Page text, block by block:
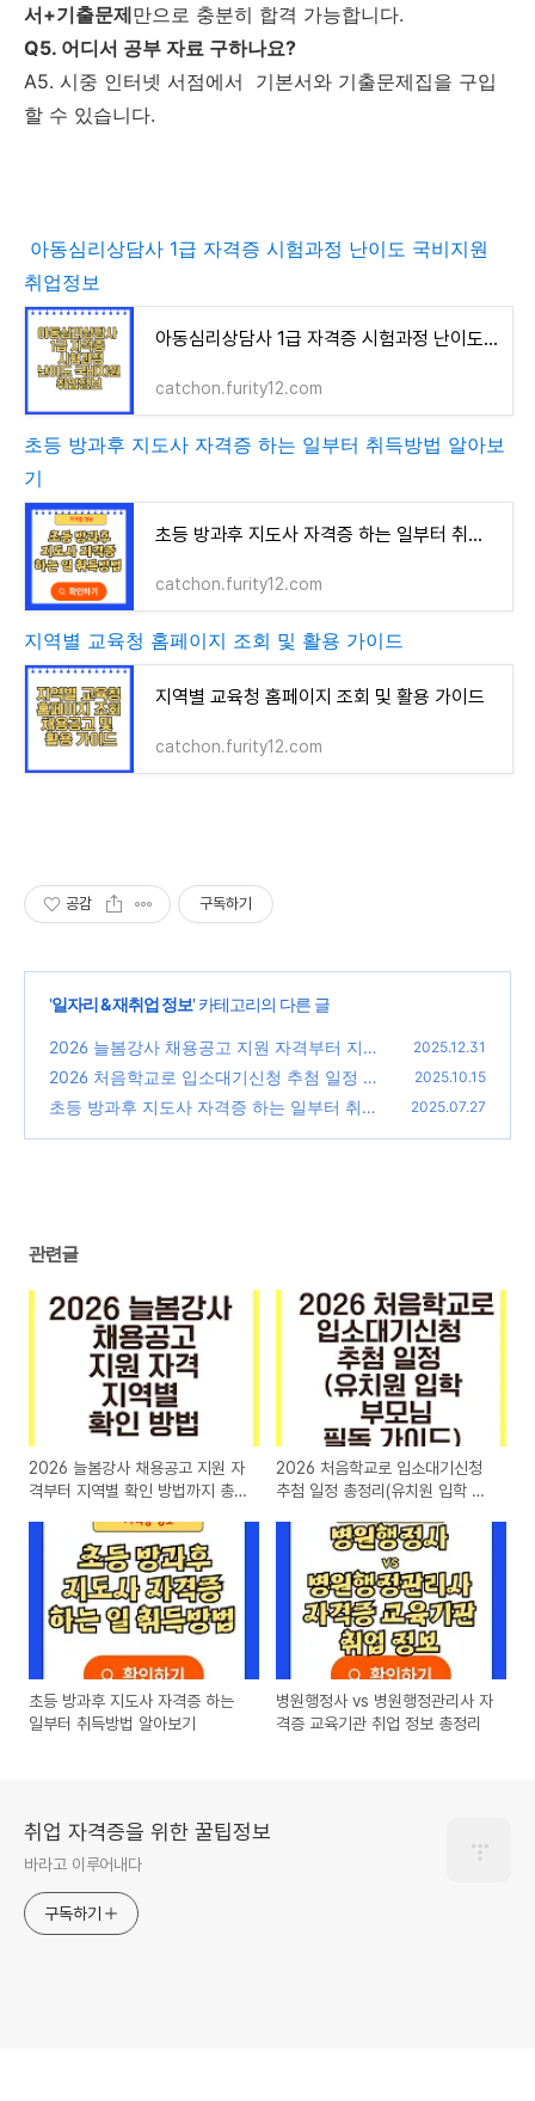
서+기출문제만으로 충분히 합격 가능합니다.
Q5. 어디서 공부 자료 구하나요?
A5. 시중 인터넷 서점에서 기본서와 기출문제집을 구입
할 수 있습니다.
아동심리상담사 1급 자격증 시험과정 난이도 국비지원
취업정보
아동심리상담사 1급 자격증 시험과정 난이도 국비지원 취업정보
catchon.furity12.com
초등 방과후 지도사 자격증 하는 일부터 취득방법 알아보
기
초등 방과후 지도사 자격증 하는 일부터 취득방법 알아보기
catchon.furity12.com
지역별 교육청 홈페이지 조회 및 활용 가이드
지역별 교육청 홈페이지 조회 및 활용 가이드
catchon.furity12.com
공감 구독하기
'일자리 & 재취업 정보' 카테고리의 다른 글
2026 늘봄강사 채용공고 지원 자격부터 지역
별 확인 방법까지 총정리
(0)
2025.12.31
2026 처음학교로 입소대기신청 추첨 일정 총
정리(유치원 입학 부모님 필독 가이드)
(0)
2025.10.15
초등 방과후 지도사 자격증 하는 일부터 취득
2025.07.27
관련글
2026 늘봄강사 채용공고 지원 자
격부터 지역별 확인 방법까지 총
2026 처음학교로 입소대기신청
추첨 일정 총정리(유치원 입학 부
초등 방과후 지도사 자격증 하는
일부터 취득방법 알아보기
병원행정사 vs 병원행정관리사 자
격증 교육기관 취업 정보 총정리
취업 자격증을 위한 꿀팁정보
바라고 이루어내다
구독하기